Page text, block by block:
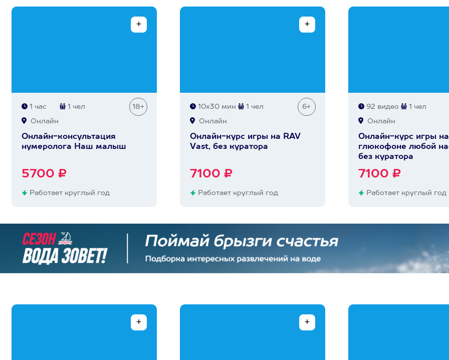
1 час 1 чел 18+
Онлайн
Онлайн-консультация
нумеролога Наш малыш
5700 ₽
Работает круглый год
10х30 мин 1 чел 6+
Онлайн
Онлайн-курс игры на RAV
Vast, без куратора
7100 ₽
Работает круглый год
92 видео 1 чел
Онлайн
Онлайн-курс игры на
глюкофоне любой
без куратора
7100 ₽
Работает круглый год